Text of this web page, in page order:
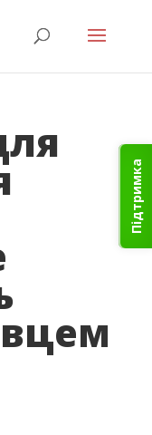
Підтримка